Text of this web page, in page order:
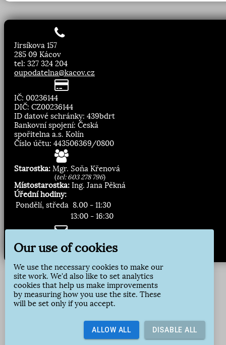
Jirsíkova 157
285 09 Kácov
tel: 327 324 204
oupodatelna@kacov.cz
IČ: 00236144
DIČ: CZ00236144
ID datové schránky: 439bdrt
Bankovní spojení: Česká
spořitelna a.s. Kolín
Číslo účtu: 443506369/0800
Starostka: Mgr. Soňa Křenová
(tel: 603 278 796)
Místostarostka: Ing. Jana Pěkná
Úřední hodiny:
Pondělí, středa 8.00 - 11:30
13:00 - 16:30
Zasílání novinek:
Přihlásit odběr
Our use of cookies
We use the necessary cookies to make our
site work. We'd also like to set analytics
cookies that help us make improvements
by measuring how you use the site. These
will be set only if you accept.
ALLOW ALL DISABLE ALL